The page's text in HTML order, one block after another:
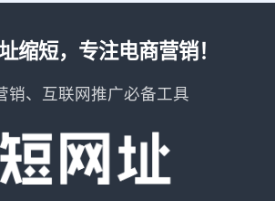
缩短，专注电商营销！
销、互联网推广必备工具